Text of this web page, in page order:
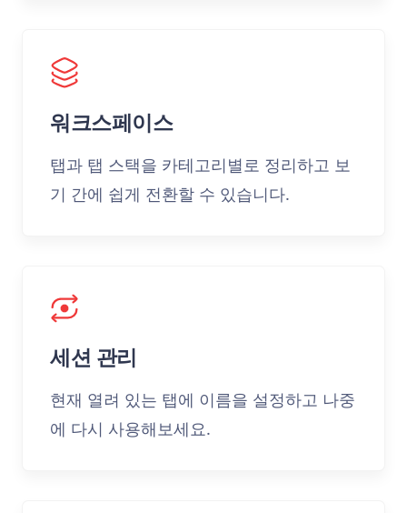
워크스페이스
탭과 탭 스택을 카테고리별로 정리하고 보
기 간에 쉽게 전환할 수 있습니다.
세션 관리
현재 열려 있는 탭에 이름을 설정하고 나중
에 다시 사용해보세요.